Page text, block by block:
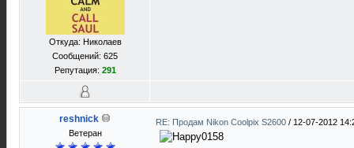
Откуда: Николаев
Сообщений: 625
Репутация: 291
reshnick
Ветеран
RE: Продам Nikon Coolpix S2600 / 12-07-2012